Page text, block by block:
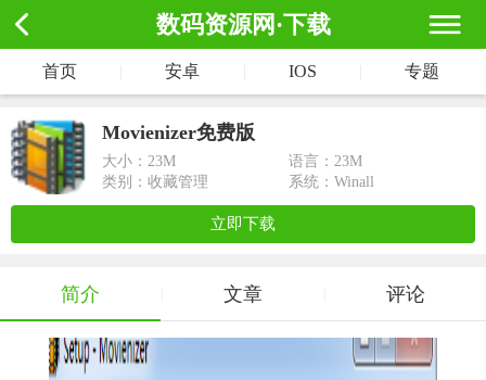
数码资源网·下载
首页 安卓 IOS 专题
Movienizer免费版
大小： 23M
语言：23M
类别：收藏管理
系统：Winall
立即下载
简介 文章 评论